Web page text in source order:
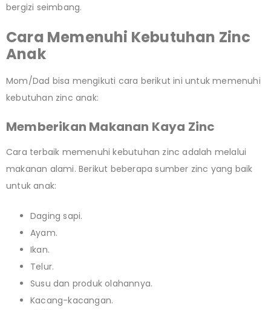
bergizi seimbang.
Cara Memenuhi Kebutuhan Zinc
Anak
Mom/Dad bisa mengikuti cara berikut ini untuk memenuhi
kebutuhan zinc anak:
Memberikan Makanan Kaya Zinc
Cara terbaik memenuhi kebutuhan zinc adalah melalui
makanan alami. Berikut beberapa sumber zinc yang baik
untuk anak:
Daging sapi.
Ayam.
Ikan.
Telur.
Susu dan produk olahannya.
Kacang-kacangan.